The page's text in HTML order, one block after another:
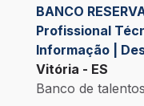
BANCO
Profissional
Informação |
Vitória - ES
Banco de talentos